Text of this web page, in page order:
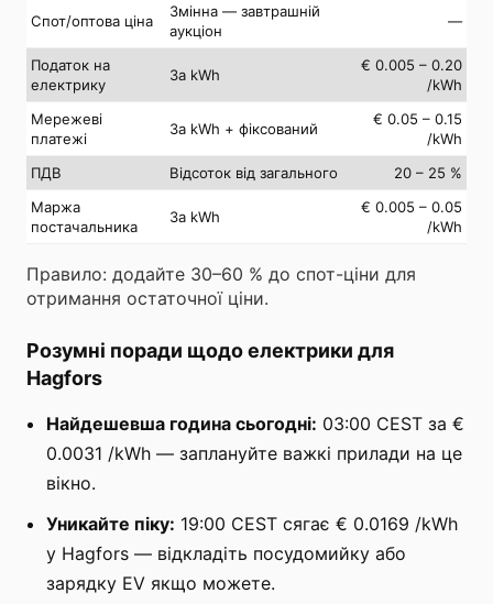
Спот/оптова ціна
Змінна — завтрашній
аукціон
—
Податок на
електрику
За kWh
€ 0.005 – 0.20
/kWh
Мережеві
платежі
За kWh + фіксований
€ 0.05 – 0.15
/kWh
ПДВ
Відсоток від загального
20 – 25 %
Маржа
постачальника
За kWh
€ 0.005 – 0.05
/kWh
Правило: додайте 30–60 % до спот-ціни для
отримання остаточної ціни.
Розумні поради щодо електрики для
Hagfors
Найдешевша година сьогодні: 03:00 CEST за €
0.0031 /kWh — заплануйте важкі прилади на це
вікно.
Уникайте піку: 19:00 CEST сягає € 0.0169 /kWh
у Hagfors — відкладіть посудомийку або
зарядку EV якщо можете.